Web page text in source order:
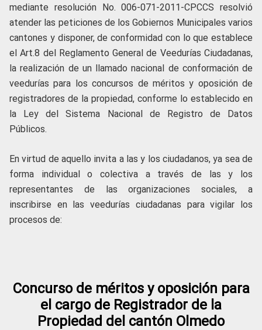
mediante resolución No. 006-071-2011-CPCCS resolvió
atender las peticiones de los Gobiernos Municipales varios
cantones y disponer, de conformidad con lo que establece
el Art.8 del Reglamento General de Veedurías Ciudadanas,
la realización de un llamado nacional de conformación de
veedurías para los concursos de méritos y oposición de
registradores de la propiedad, conforme lo establecido en
la Ley del Sistema Nacional de Registro de Datos
Públicos.
En virtud de aquello invita a las y los ciudadanos, ya sea de
forma individual o colectiva a través de las y los
representantes de las organizaciones sociales, a
inscribirse en las veedurías ciudadanas para vigilar los
procesos de:
Concurso de méritos y oposición para
el cargo de Registrador de la
Propiedad del cantón Olmedo